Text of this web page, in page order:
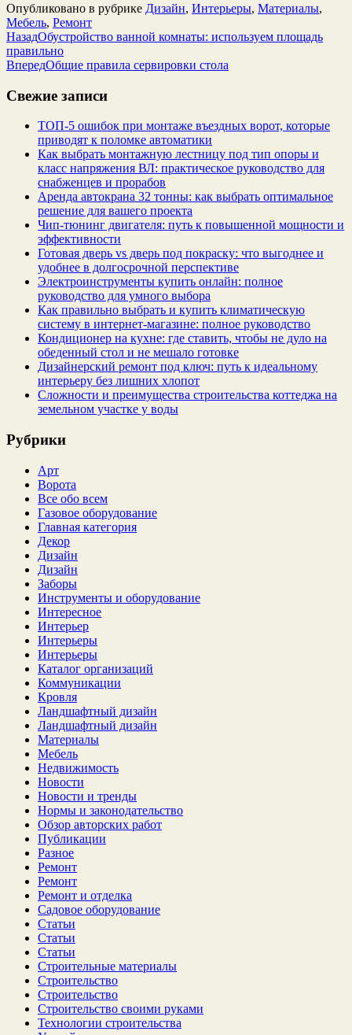
Опубликовано в рубрике Дизайн, Интерьеры, Материалы,
Мебель, Ремонт
НазадОбустройство ванной комнаты: используем площадь
правильно
ВпередОбщие правила сервировки стола
Свежие записи
ТОП-5 ошибок при монтаже въездных ворот, которые
приводят к поломке автоматики
Как выбрать монтажную лестницу под тип опоры и
класс напряжения ВЛ: практическое руководство для
снабженцев и прорабов
Аренда автокрана 32 тонны: как выбрать оптимальное
решение для вашего проекта
Чип‑тюнинг двигателя: путь к повышенной мощности и
эффективности
Готовая дверь vs дверь под покраску: что выгоднее и
удобнее в долгосрочной перспективе
Электроинструменты купить онлайн: полное
руководство для умного выбора
Как правильно выбрать и купить климатическую
систему в интернет‑магазине: полное руководство
Кондиционер на кухне: где ставить, чтобы не дуло на
обеденный стол и не мешало готовке
Дизайнерский ремонт под ключ: путь к идеальному
интерьеру без лишних хлопот
Сложности и преимущества строительства коттеджа на
земельном участке у воды
Рубрики
Арт
Ворота
Все обо всем
Газовое оборудование
Главная категория
Декор
Дизайн
Дизайн
Заборы
Инструменты и оборудование
Интересное
Интерьер
Интерьеры
Интерьеры
Каталог организаций
Коммуникации
Кровля
Ландшафтный дизайн
Ландшафтный дизайн
Материалы
Мебель
Недвижимость
Новости
Новости и тренды
Нормы и законодательство
Обзор авторских работ
Публикации
Разное
Ремонт
Ремонт
Ремонт и отделка
Садовое оборудование
Статьи
Статьи
Статьи
Строительные материалы
Строительство
Строительство
Строительство своими руками
Технологии строительства